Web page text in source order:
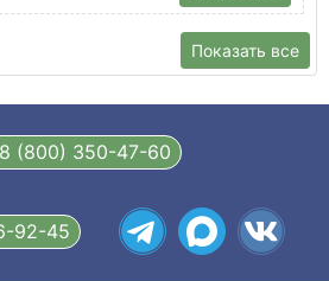
Показать все
8 (800) 350-47-60
92-45